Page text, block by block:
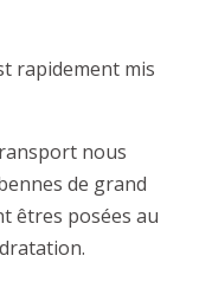
rapidement mis
nous
de grand
êtres posées au